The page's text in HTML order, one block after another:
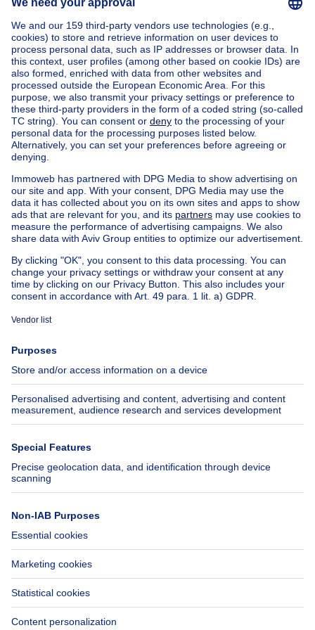
Située à Berchem-Sainte-Agathe, cette résidence se
trouve dans un quartier prisé offrant proximité
Home Belgium
Brussels (province)
Brussels (district)
Buy your apartment block in Ganshoren
House out of BelgiumHouse for sale France
House for sale Spain
House for sale Italy
House for sale Luxembourg
House for sale Netherlands
Our cheap propertiesCheap houses for sale
Cheap apartments for rent
About
Immoweb
Jobs
Axel Springer Group
SeLoger.com
Immowelt.de
Tools
Insurances
Help
FAQ
Accessibility
Contact us
Follow Us
Immoweb SA © 2026 - All rights reserved
Terms of use Cookie settings Privacy Ranking rules